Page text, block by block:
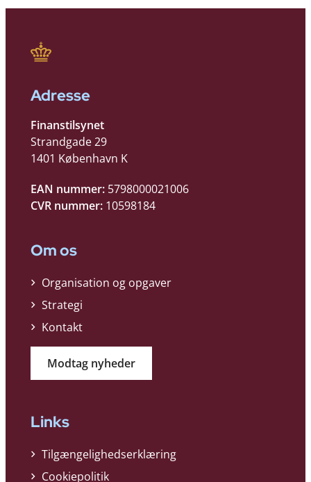
Adresse
Finanstilsynet
Strandgade 29
1401 København K
EAN nummer: 5798000021006
CVR nummer: 10598184
Om os
Organisation og opgaver
Strategi
Kontakt
Modtag nyheder
Links
Tilgængelighedserklæring
Cookiepolitik